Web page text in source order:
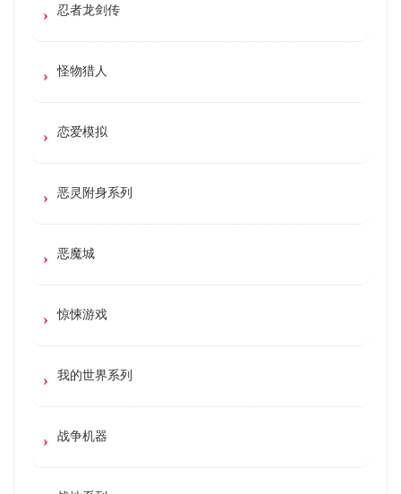
忍者龙剑传
怪物猎人
恋爱模拟
恶灵附身系列
恶魔城
惊悚游戏
我的世界系列
战争机器